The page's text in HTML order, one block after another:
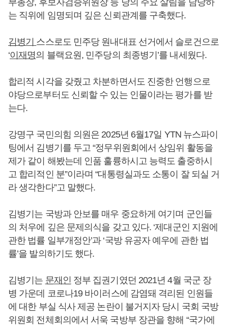
부총장, 후보자검증위원장 등 당의 주요 살림을 담당하
는 직위에 임명되며 깊은 신뢰관계를 구축했다.
김병기 스스로도 민주당 원내대표 선거에서 슬로건으로
‘이재명의 블랙요원, 민주당의 최종병기’를 내세웠다.
합리적 시각을 갖줬고 차분하면서도 진중한 언행으로
야당으로부터도 신뢰할 수 있는 인물이라는 평가를 받
는다.
강명구 국민의힘 의원은 2025년 6월17일 YTN 뉴스파이
팅에서 김병기를 두고 “정무위원회에서 상임위 활동을
제가 같이 해봤는데 인품 훌륭하시고 능력도 출중하시
고 합리적인 분”이라며 “대통령실과도 소통이 잘 되실 거
라 생각한다”고 말했다.
김병기는 국방과 안보를 매우 중요하게 여기며 군인들
의 처우에 깊은 문제의식을 갖고 있다. ‘제대군인 지원에
관한 법률 일부개정안’과 ‘국방 유공자 예우에 관한 법
률’을 발의하기도 했다.
김병기는 문재인 정부 집권기였던 2021년 4월 국군 장
병 가운데 코로나19 바이러스에 감염돼 격리된 인원들
에 대한 부실 식사 제공 논란이 불거지자 당시 국회 국방
위원회 전체회의에서 서욱 국방부 장관을 향해 “국가에